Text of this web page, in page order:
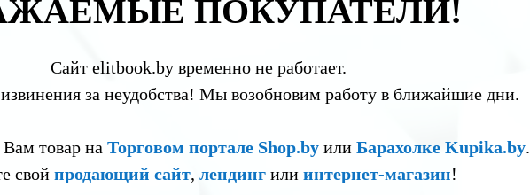
ПОКУПАТЕЛИ!
Сайт elitbook.by временно не работает.
за неудобства! Мы возобновим работу в ближайшие дни.
товар на Торговом портале Shop.byили Барахолке Kupika.by.
свой продающий сайт, лендингили интернет-магазин!